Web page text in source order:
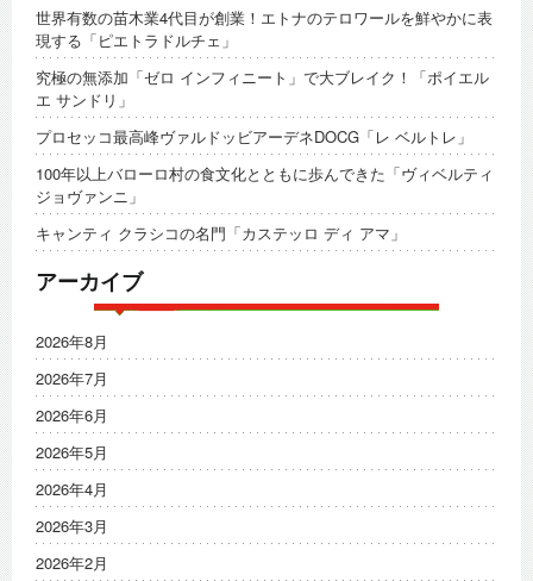
世界有数の苗木業4代目が創業！エトナのテロワールを鮮やかに表
現する「ピエトラドルチェ」
究極の無添加「ゼロ インフィニート」で大ブレイク！「ポイエル
エ サンドリ」
プロセッコ最高峰ヴァルドッビアーデネDOCG「レ ベルトレ」
100年以上バローロ村の食文化とともに歩んできた「ヴィベルティ
ジョヴァンニ」
キャンティ クラシコの名門「カステッロ ディ アマ」
アーカイブ
2026年8月
2026年7月
2026年6月
2026年5月
2026年4月
2026年3月
2026年2月